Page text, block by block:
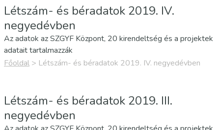
Létszám- és béradatok 2019. IV.
negyedévben
Az adatok az SZGYF Központ, 20 kirendeltség és a projektek
adatait tartalmazzák
Főoldal > Létszám- és béradatok 2019. IV. negyedévben
Létszám- és béradatok 2019. III.
negyedévben